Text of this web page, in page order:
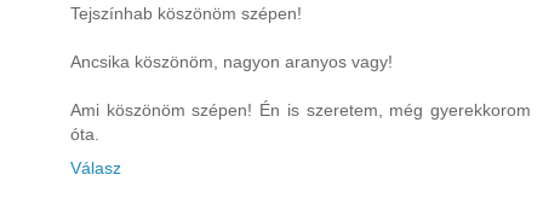
Tejszínhab köszönöm szépen!
Ancsika köszönöm, nagyon aranyos vagy!
Ami köszönöm szépen! Én is szeretem, még gyerekkorom
óta.
Válasz